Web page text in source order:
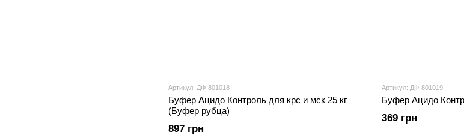
Артикул: ДФ-801018
Буфер Ацидо Контроль для крс и мск 25 кг
(Буфер рубца)
897 грн
Артикул: ДФ-801019
Буфер Ацидо
369 грн